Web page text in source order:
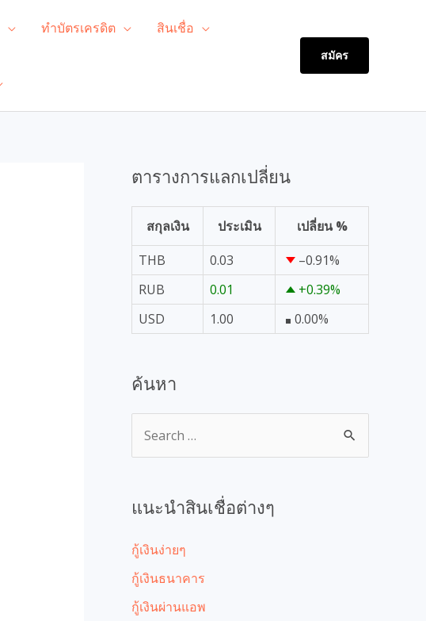
ทำบัตรเครดิต สินเชื่อ
สมัคร
ตารางการแลกเปลี่ยน
สกุลเงิน ประเมิน
เปลี่ยน %
THB
0.03 –0.91%
RUB
0.01 +0.39%
USD
1.00 0.00%
ค้นหา
แนะนำสินเชื่อต่างๆ
กู้เงินง่ายๆ
กู้เงินธนาคาร
กู้เงินผ่านแอพ